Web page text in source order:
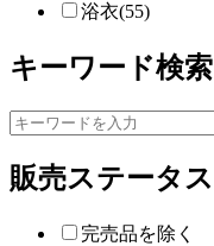
浴衣(55)
キーワード検索
販売ステータス
完売品を除く